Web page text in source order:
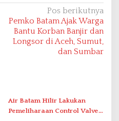
Pos berikutnya
Pemko Batam Ajak Warga
Bantu Korban Banjir dan
Longsor di Aceh, Sumut,
dan Sumbar
Air Batam Hilir Lakukan
Pemeliharaan Control Valve,